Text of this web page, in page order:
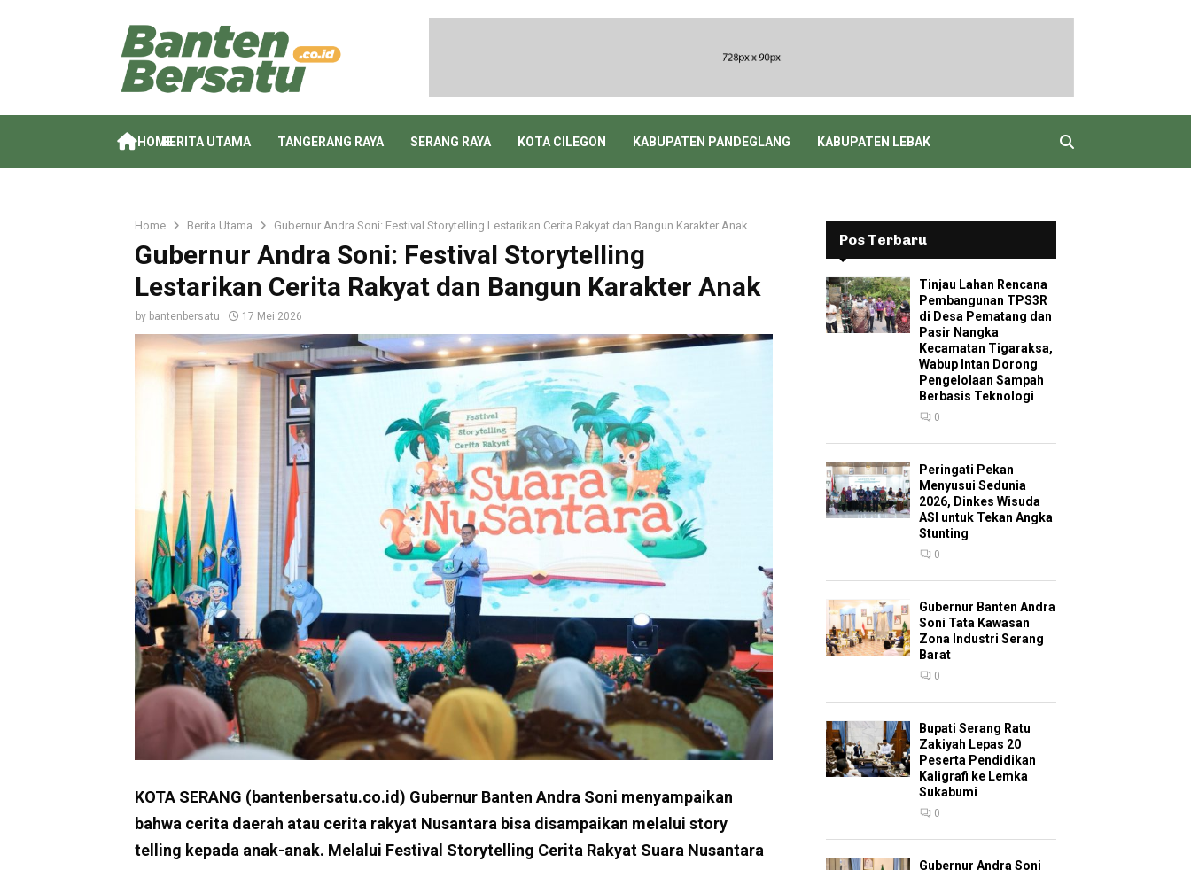
HOMEBERITA UTAMA TANGERANG RAYA SERANG RAYA KOTA CILEGON KABUPATEN PANDEGLANG KABUPATEN LEBAK
Home Berita Utama Gubernur Andra Soni: Festival Storytelling Lestarikan Cerita Rakyat dan Bangun Karakter Anak
Gubernur Andra Soni: Festival Storytelling
Lestarikan Cerita Rakyat dan Bangun Karakter Anak
by bantenbersatu 17 Mei 2026
KOTA SERANG (bantenbersatu.co.id) Gubernur Banten Andra Soni menyampaikan
bahwa cerita daerah atau cerita rakyat Nusantara bisa disampaikan melalui story
telling kepada anak-anak. Melalui Festival Storytelling Cerita Rakyat Suara Nusantara
Pos Terbaru
Tinjau Lahan Rencana
Pembangunan TPS3R
di Desa Pematang dan
Pasir Nangka
Kecamatan Tigaraksa,
Wabup Intan Dorong
Pengelolaan Sampah
Berbasis Teknologi
0
Peringati Pekan
Menyusui Sedunia
2026, Dinkes Wisuda
ASI untuk Tekan Angka
Stunting
0
Gubernur Banten Andra
Soni Tata Kawasan
Zona Industri Serang
Barat
0
Bupati Serang Ratu
Zakiyah Lepas 20
Peserta Pendidikan
Kaligrafi ke Lemka
Sukabumi
0
Gubernur Andra Soni